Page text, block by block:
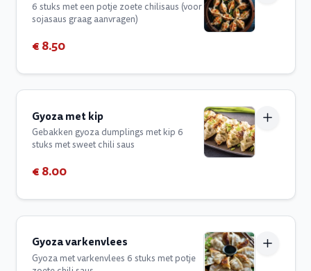
6 stuks met een potje zoete chilisaus (voor
sojasaus graag aanvragen)
€ 8.50
Gyoza met kip
Gebakken gyoza dumplings met kip 6
stuks met sweet chili saus
€ 8.00
Gyoza varkenvlees
Gyoza met varkenvlees 6 stuks met potje